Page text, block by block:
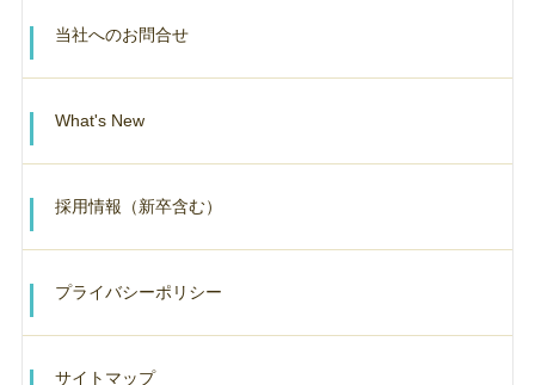
当社へのお問合せ
What's New
採用情報（新卒含む）
プライバシーポリシー
サイトマップ